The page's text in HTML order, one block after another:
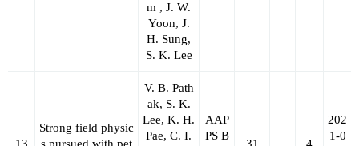
m , J. W.
Yoon, J.
H. Sung,
S. K. Lee
Strong field physic
V. B. Path
ak, S. K.
Lee, K. H.
Pae, C. I.
AAP
PS B
202
1-0